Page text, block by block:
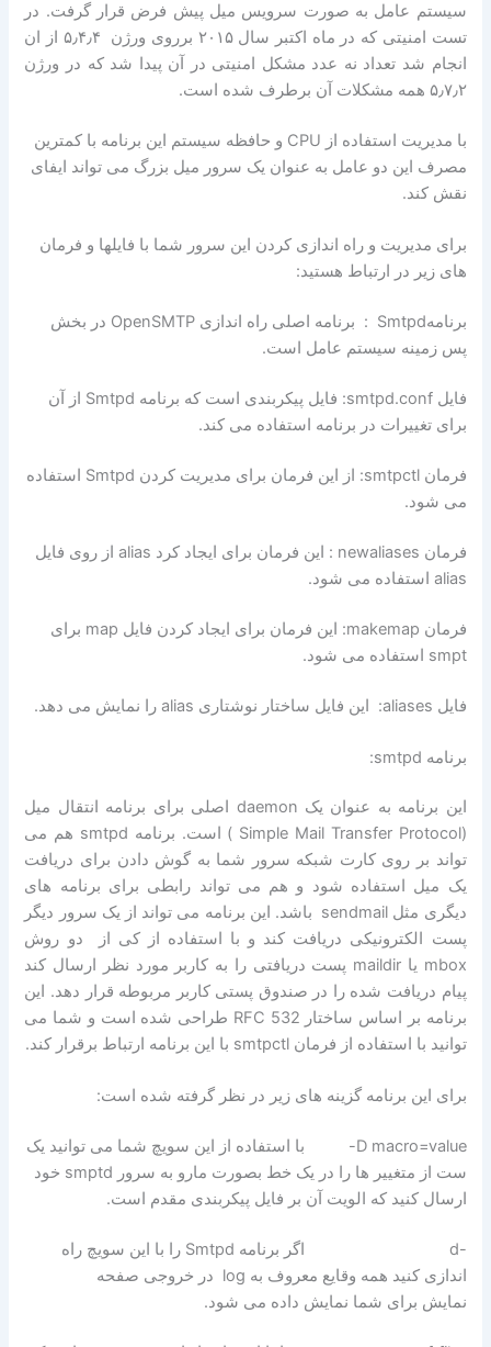
سیستم عامل به صورت سرویس میل پیش فرض قرار گرفت. در
تست امنیتی که در ماه اکتبر سال ۲۰۱۵ برروی ورژن ۵٫۴٫۴ از ان
انجام شد تعداد نه عدد مشکل امنیتی در آن پیدا شد که در ورژن
۵٫۷٫۲ همه مشکلات آن برطرف شده است.
با مدیریت استفاده از CPU و حافظه سیستم این برنامه با کمترین
مصرف این دو عامل به عنوان یک سرور میل بزرگ می تواند ایفای
نقش کند.
برای مدیریت و راه اندازی کردن این سرور شما با فایلها و فرمان
های زیر در ارتباط هستید:
برنامهSmtpd : برنامه اصلی راه اندازی OpenSMTP در بخش
پس زمینه سیستم عامل است.
فایل smtpd.conf: فایل پیکربندی است که برنامه Smtpd از آن
برای تغییرات در برنامه استفاده می کند.
فرمان smtpctl: از این فرمان برای مدیریت کردن Smtpd استفاده
می شود.
فرمان newaliases : این فرمان برای ایجاد کرد alias از روی فایل
alias استفاده می شود.
فرمان makemap: این فرمان برای ایجاد کردن فایل map برای
smpt استفاده می شود.
فایل aliases: این فایل ساختار نوشتاری alias را نمایش می دهد.
برنامه smtpd:
این برنامه به عنوان یک daemon اصلی برای برنامه انتقال میل
(Simple Mail Transfer Protocol ) است. برنامه smtpd هم می
تواند بر روی کارت شبکه سرور شما به گوش دادن برای دریافت
یک میل استفاده شود و هم می تواند رابطی برای برنامه های
دیگری مثل sendmail باشد. این برنامه می تواند از یک سرور دیگر
پست الکترونیکی دریافت کند و با استفاده از کی از دو روش
mbox یا maildir پست دریافتی را به کاربر مورد نظر ارسال کند
پیام دریافت شده را در صندوق پستی کاربر مربوطه قرار دهد. این
برنامه بر اساس ساختار RFC 532 طراحی شده است و شما می
توانید با استفاده از فرمان smtpctl با این برنامه ارتباط برقرار کند.
برای این برنامه گزینه های زیر در نظر گرفته شده است:
D macro=value- با استفاده از این سویچ شما می توانید یک
ست از متغییر ها را در یک خط بصورت مارو به سرور smptd خود
ارسال کنید که الویت آن بر فایل پیکربندی مقدم است.
-d اگر برنامه Smtpd را با این سویچ راه
اندازی کنید همه وقایع معروف به log در خروجی صفحه
نمایش برای شما نمایش داده می شود.